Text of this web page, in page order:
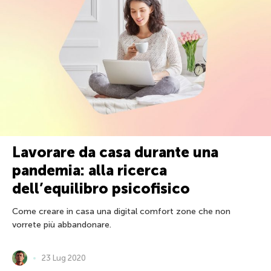
Lavorare da casa durante una
pandemia: alla ricerca
dell’equilibro psicofisico
Come creare in casa una digital comfort zone che non
vorrete più abbandonare.
23 Lug 2020